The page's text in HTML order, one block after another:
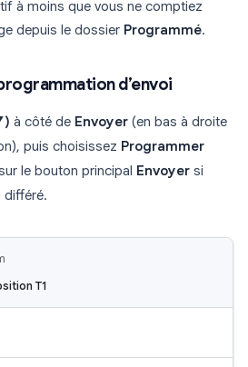
à moins que vous ne comptiez
depuis le dossier Programmé.
d’envoi
à côté de Envoyer (en bas à droite
puis choisissez Programmer
le bouton principal Envoyer si
différé.
T1